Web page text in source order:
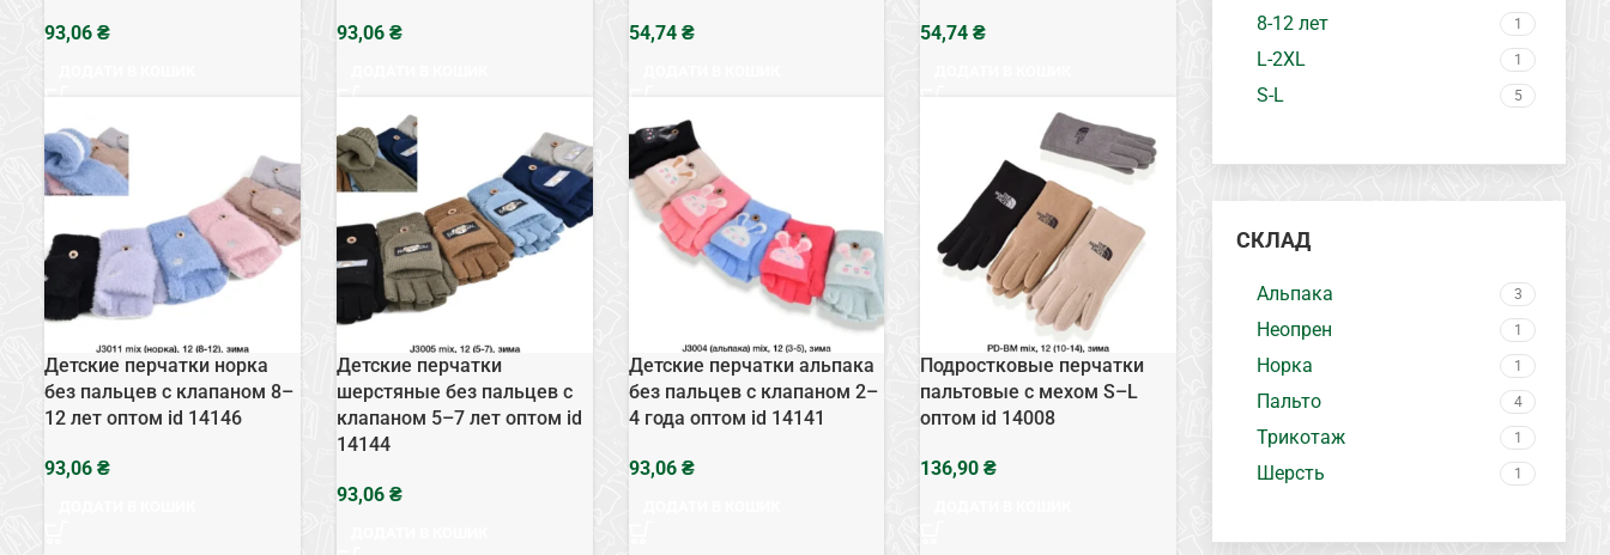
8-12 лет 1
L-2XL 1
S-L 5
СКЛАД
Альпака 3
Неопрен 1
Норка 1
Пальто 4
Трикотаж 1
Шерсть 1
₴ ₴ ₴ ₴
Детские перчатки норка
без пальцев с клапаном 8–
12 лет оптом id 14146
₴
Детские перчатки
шерстяные без пальцев с
клапаном 5–7 лет оптом id
14144
₴
Детские перчатки альпака
без пальцев с клапаном 2–
4 года оптом id 14141
₴
Подростковые перчатки
пальтовые с мехом S–L
оптом id 14008
₴